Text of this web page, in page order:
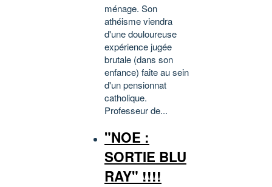
ménage. Son
athéisme viendra
d'une douloureuse
expérience jugée
brutale (dans son
enfance) faite au sein
d'un pensionnat
catholique.
Professeur de...
"NOE :
SORTIE BLU
RAY" !!!!